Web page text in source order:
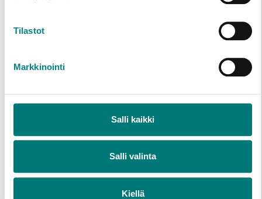
Tilastot
Markkinointi
Salli kaikki
Salli valinta
Kiellä
ling­ar tas ton­vis med rå­va­ror till vara
Rosk’n Roll avfallshanteringstjänsters
nådde igen en stor…